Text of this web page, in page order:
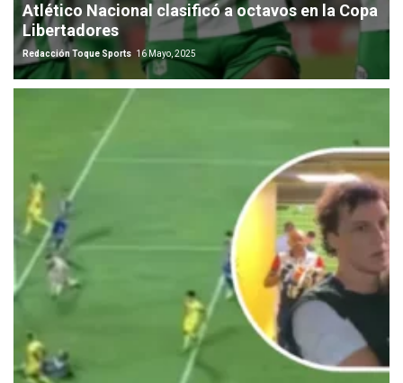
Atlético Nacional clasificó a octavos en la Copa
Libertadores
Redacción Toque Sports 16 Mayo, 2025